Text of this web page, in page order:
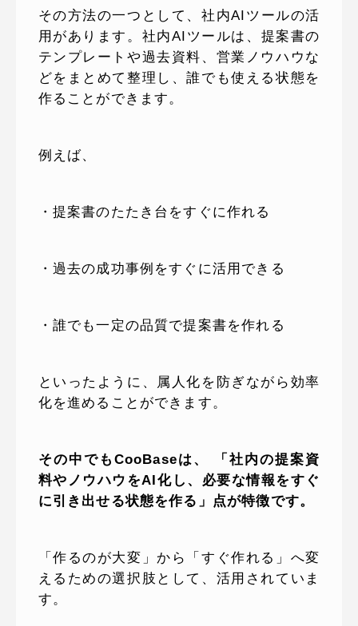
その方法の一つとして、社内AIツールの活
用があります。社内AIツールは、提案書の
テンプレートや過去資料、営業ノウハウな
どをまとめて整理し、誰でも使える状態を
作ることができます。
例えば、
・提案書のたたき台をすぐに作れる
・過去の成功事例をすぐに活用できる
・誰でも一定の品質で提案書を作れる
といったように、属人化を防ぎながら効率
化を進めることができます。
その中でもCooBaseは、 「社内の提案資
料やノウハウをAI化し、必要な情報をすぐ
に引き出せる状態を作る」点が特徴です。
「作るのが大変」から「すぐ作れる」へ変
えるための選択肢として、活用されていま
す。